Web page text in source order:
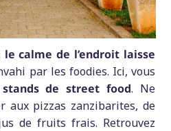
le calme de l’endroit laisse
par les foodies. Ici, vous
stands de street food. Ne
aux pizzas zanzibarites, de
de fruits frais. Retrouvez